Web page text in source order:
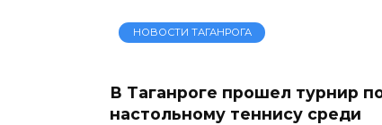
НОВОСТИ ТАГАНРОГА
В Таганроге прошел турнир
настольному теннису среди